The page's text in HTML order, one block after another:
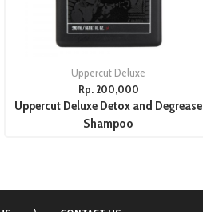
Uppercut Deluxe
Rp. 200,000
Uppercut Deluxe Detox and Degrease
Shampoo